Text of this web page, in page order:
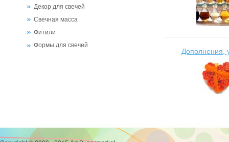
Декор для свечей
Свечная масса
Фитили
Формы для свечей
Дополнения,